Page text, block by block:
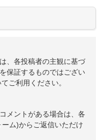
、各投稿者の主観に基づ
保証するものではござい
ご利用ください。
メントがある場合は、各
ム)からご返信いただけ